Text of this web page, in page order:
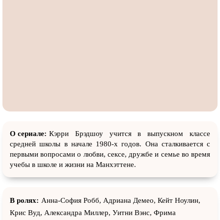
О сериале: Кэрри Брэдшоу учится в выпускном классе
средней школы в начале 1980-х годов. Она сталкивается с
первыми вопросами о любви, сексе, дружбе и семье во время
учебы в школе и жизни на Манхэттене.
В ролях: Анна-София Робб, Адриана Демео, Кейт Ноулин,
Крис Вуд, Александра Миллер, Уитни Вэнс, Фрима